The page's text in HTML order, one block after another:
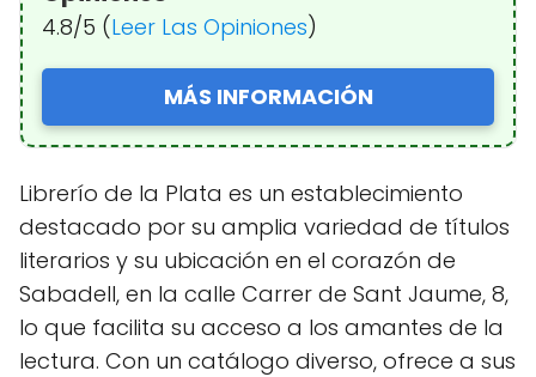
4.8/5 (Leer Las Opiniones)
MÁS INFORMACIÓN
Librerío de la Plata es un establecimiento
destacado por su amplia variedad de títulos
literarios y su ubicación en el corazón de
Sabadell, en la calle Carrer de Sant Jaume, 8,
lo que facilita su acceso a los amantes de la
lectura. Con un catálogo diverso, ofrece a sus